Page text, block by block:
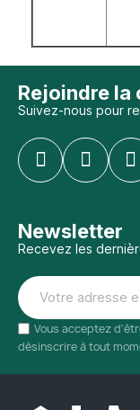
Rejoindre la
Suivez-nous pour
Newsletter
Recevez les
Vous acceptez
désinscrire à tout